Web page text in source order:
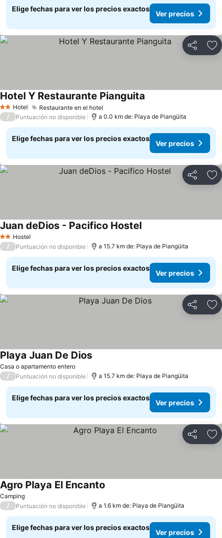
Elige fechas para ver los precios exactos
Ver precios
Compartir
2 Estrellas
Hotel Restaurante en el hotel
Hotel Y Restaurante Pianguita
/ Puntuación no disponible a 0.0 km de: Playa de Piangüita
Elige fechas para ver los precios exactos
Ver precios
Compartir
2 Estrellas
Hostel
Juan deDios - Pacifico HostelVer precios
/ Puntuación no disponible a 15.7 km de: Playa de Piangüita
Elige fechas para ver los precios exactos
Ver precios
Compartir
Casa o apartamento entero
Playa Juan De DiosVer precios
/ Puntuación no disponible a 15.7 km de: Playa de Piangüita
Elige fechas para ver los precios exactos
Ver precios
Compartir
Camping
Agro Playa El Encanto
/ Puntuación no disponible a 1.6 km de: Playa de Piangüita
Elige fechas para ver los precios exactos
Ver precios